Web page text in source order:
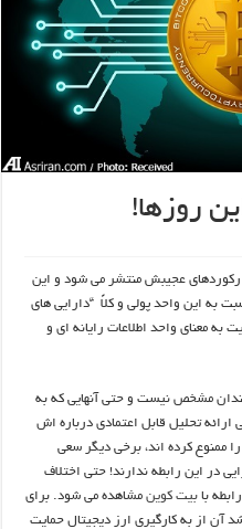
روزها!
و رکوردهای عجیبش منتشر می شود و این
به این واحد پولی و کلاً “دارایی های
به معنای واحد اطلاعات رایانه ای و
مشخص نیست و حتی آنهایی که به
ارائه تحلیل قابل اعتمادی درباره اش
ممنوع کرده اند، برخی دیگر سعی
در این رابطه ندارند! حتی اختلاف
بابیت کوین مشاهده می شود. برای
آن از به کارگیری ارز دیجیتال حمایت